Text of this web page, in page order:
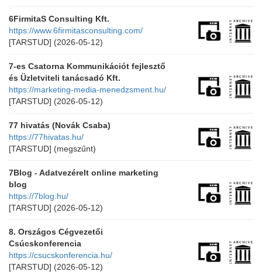
6FirmitaS Consulting Kft.
https://www.6firmitasconsulting.com/
[TARSTUD] (2026-05-12)
7-es Csatorna Kommunikációt fejlesztő
és Üzletviteli tanácsadó Kft.
https://marketing-media-menedzsment.hu/
[TARSTUD] (2026-05-12)
77 hivatás (Novák Csaba)
https://77hivatas.hu/
[TARSTUD] (megszűnt)
7Blog - Adatvezérelt online marketing
blog
https://7blog.hu/
[TARSTUD] (2026-05-12)
8. Országos Cégvezetői
Csúcskonferencia
https://csucskonferencia.hu/
[TARSTUD] (2026-05-12)